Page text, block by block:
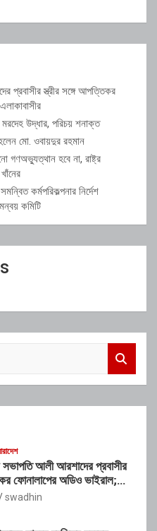
প্রবাসীর স্ত্রীর সঙ্গে আপত্তিকর
উদ্ধার, পরিচয় শনাক্ত
মো. ওবায়দুর রহমান
গণঅভ্যুত্থান হবে না, রাষ্ট্র
কর্মপরিকল্পনার নির্দেশ
কমিটি
সভাপতি আলী আরশাদের প্রবাসীর
ফোনালাপের অডিও ভাইরাল;
swadhin